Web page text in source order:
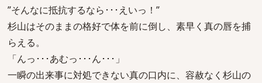
”そんなに抵抗するなら･･･えいっ！”
杉山はそのままの格好で体を前に倒し、素早く真の唇を捕
らえる。
「んっ･･･あむっ･･･ん･･･」
一瞬の出来事に対処できない真の口内に、容赦なく杉山の